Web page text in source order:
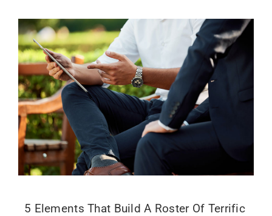
5 Elements That Build A Roster Of Terrific